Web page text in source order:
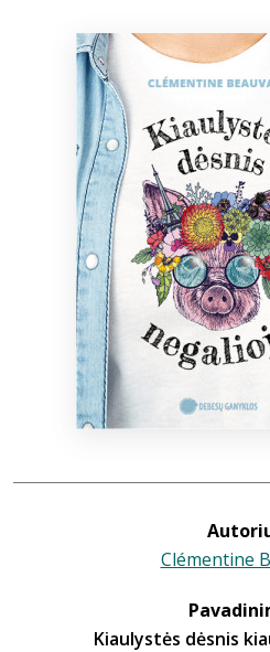
Bibliotekoms
Clémentine
Kiaulystės dėsnis